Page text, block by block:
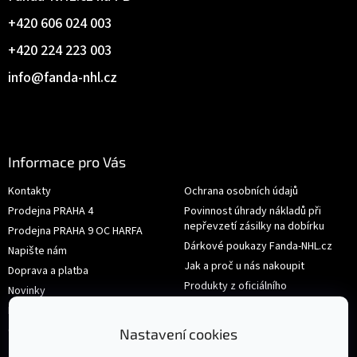
Nastavení cookies
info@fanda-nhl.cz
+420 224 223 003
+420 606 024 003
Informace pro Vás
Kontakty
Prodejna PRAHA 4
Prodejna PRAHA 9 OC HARFA
Napište nám
Doprava a platba
Novinky
Hodnocení obchodu
Obchodní podmínky
Ochrana osobních údajů
Povinnost úhrady nákladů při
nepřevzetí zásilky na dobírku
Dárkové poukazy Fanda-NHL.cz
Jak a proč u nás nakoupit
Produkty z oficiálního
shop.nhl.com
Výměna nebo vrácení zboží